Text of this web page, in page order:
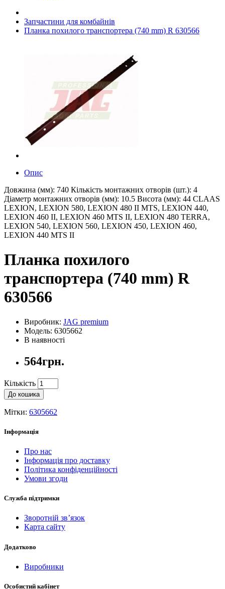
Запчастини для комбайнів
Планка похилого транспортера (740 mm) R 630566
Опис
Довжина (мм): 740 Кількість монтажних отворів (шт.): 4
Діаметр монтажних отворів (мм): 10.5 Висота (мм): 44 CLAAS
LEXION, LEXION 580, LEXION 480 II MTS, LEXION 440,
LEXION 460 II, LEXION 460 MTS II, LEXION 480 TERRA,
LEXION 540, LEXION 560, LEXION 450, LEXION 460,
LEXION 440 MTS II
Планка похилого
транспортера (740 mm) R
630566
Виробник: JAG premium
Модель: 6305662
В наявності
564грн.
Кількість
До кошика
Мітки: 6305662
Інформація
Про нас
Інформація про доставку
Політика конфіденційності
Умови згоди
Служба підтримки
Зворотній зв’язок
Карта сайту
Додатково
Виробники
Особистий кабінет